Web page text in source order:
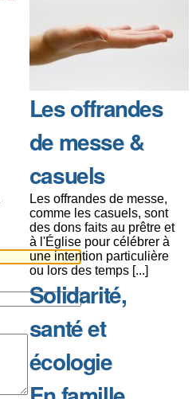
Les offrandes
de messe &
casuels
Les offrandes de messe,
comme les casuels, sont
des dons faits au prêtre et
à l'Église pour célébrer à
une intention particulière
ou lors des temps [...]
Solidarité,
santé et
écologie